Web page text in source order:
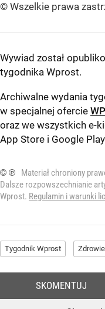
© Wszelkie prawa
Wywiad został
tygodnika Wprost.
Archiwalne wydania
w specjalnej ofercie
oraz we wszystkich e-
App Store i Google Play
© ℗
Materiał chroniony
Dalsze rozpowszechnianie
Wprost. Regulamin i warunki
Tygodnik Wprost Zdrowie
SKOMENTUJ